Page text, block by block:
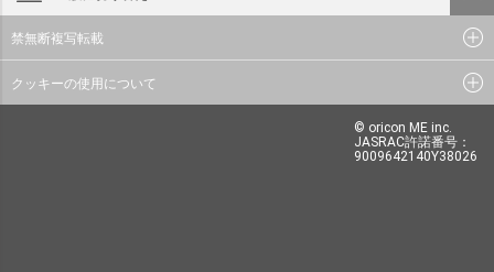
禁無断複写転載
クッキーの使用について
© oricon ME inc.
JASRAC許諾番号：
9009642140Y38026